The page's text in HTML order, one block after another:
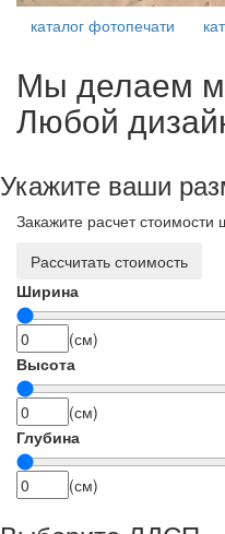
каталог фотопечати
Мы делаем
Любой
Укажите ваши
Закажите расчет
Рассчитать стоимость
Ширина
(см)
Высота
(см)
Глубина
(см)